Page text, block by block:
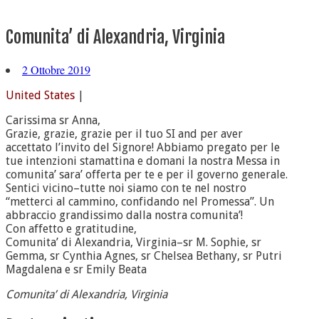
Comunita’ di Alexandria, Virginia
2 Ottobre 2019
United States |
Carissima sr Anna,
Grazie, grazie, grazie per il tuo SI and per aver
accettato l’invito del Signore! Abbiamo pregato per le
tue intenzioni stamattina e domani la nostra Messa in
comunita’ sara’ offerta per te e per il governo generale.
Sentici vicino–tutte noi siamo con te nel nostro
“metterci al cammino, confidando nel Promessa”. Un
abbraccio grandissimo dalla nostra comunita’!
Con affetto e gratitudine,
Comunita’ di Alexandria, Virginia–sr M. Sophie, sr
Gemma, sr Cynthia Agnes, sr Chelsea Bethany, sr Putri
Magdalena e sr Emily Beata
Comunita’ di Alexandria, Virginia